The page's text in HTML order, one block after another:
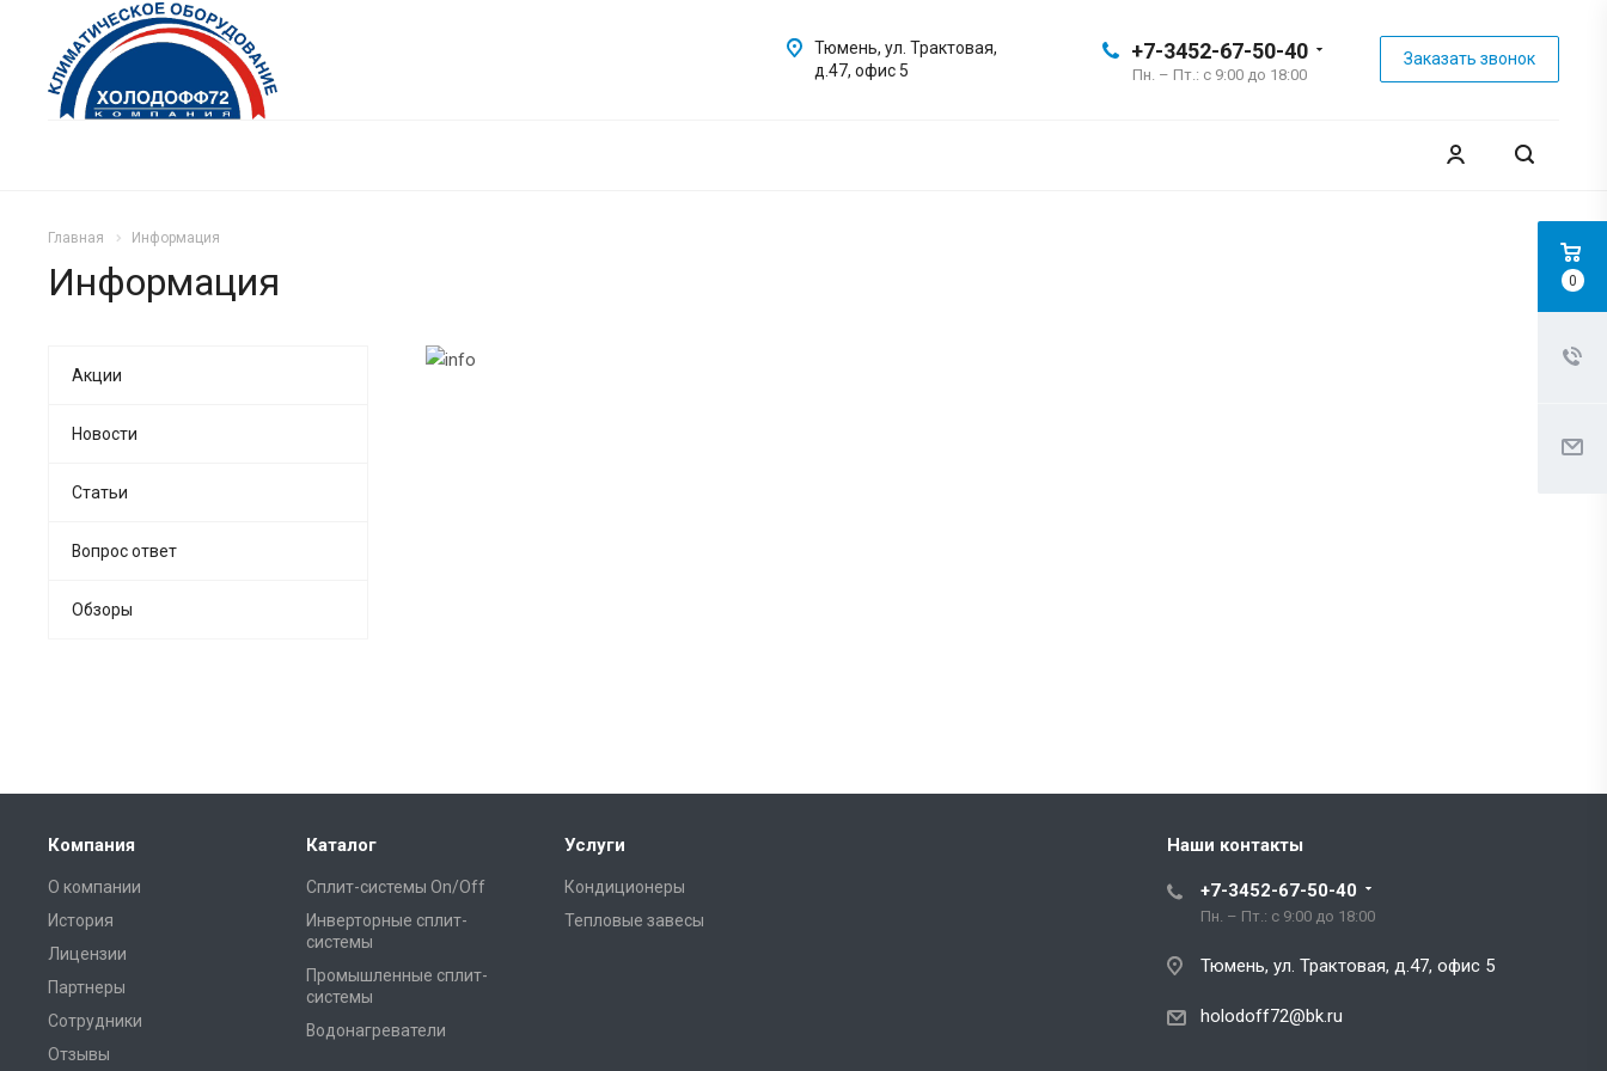
+7-3452-67-50-40
Пн. – Пт.: с 9:00 до 18:00
Заказать звонок
Тюмень, ул. Трактовая,
д.47, офис 5
Главная Информация
Информация
Акции
Новости
Статьи
Вопрос ответ
Обзоры
Компания
О компании
История
Лицензии
Партнеры
Сотрудники
Отзывы
Каталог
Сплит-системы On/Off
Инверторные сплит-
системы
Промышленные сплит-
системы
Водонагреватели
Услуги
Кондиционеры
Тепловые завесы
Наши контакты
+7-3452-67-50-40
Пн. – Пт.: с 9:00 до 18:00
Тюмень, ул. Трактовая, д.47, офис 5
holodoff72@bk.ru
0